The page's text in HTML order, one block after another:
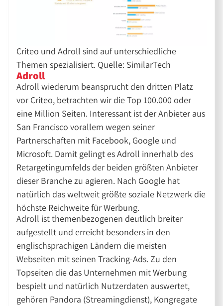
Criteo und Adroll sind auf unterschiedliche
Themen spezialisiert. Quelle: SimilarTech
Adroll
Adroll wiederum beansprucht den dritten Platz
vor Criteo, betrachten wir die Top 100.000 oder
eine Million Seiten. Interessant ist der Anbieter aus
San Francisco vorallem wegen seiner
Partnerschaften mit Facebook, Google und
Microsoft. Damit gelingt es Adroll innerhalb des
Retargetingumfelds der beiden größten Anbieter
dieser Branche zu agieren. Nach Google hat
natürlich das weltweit größte soziale Netzwerk die
höchste Reichweite für Werbung.
Adroll ist themenbezogenen deutlich breiter
aufgestellt und erreicht besonders in den
englischsprachigen Ländern die meisten
Webseiten mit seinen Tracking-Ads. Zu den
Topseiten die das Unternehmen mit Werbung
bespielt und natürlich Nutzerdaten auswertet,
gehören Pandora (Streamingdienst), Kongregate